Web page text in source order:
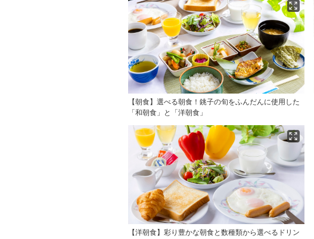
【朝食】選べる朝食！銚子の旬をふんだんに使用した
「和朝食」と「洋朝食」
【洋朝食】彩り豊かな朝食と数種類から選べるドリン